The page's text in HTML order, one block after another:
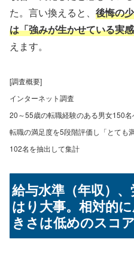
た。言い換えると、 後悔の
は「強みが生かせている実
えます。
[調査概要]
インターネット調査
20～55歳の転職経験のある男女150名
転職の満足度を5段階評価し「とても
102名を抽出して集計
給与水準（年収）
はり大事。相対的
きさは低めのスコア